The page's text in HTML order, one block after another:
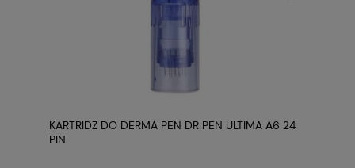
KARTRIDŻ DO DERMA PEN DR PEN ULTIMA A6 24
PIN